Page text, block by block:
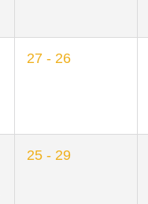
27 - 26
25 - 29